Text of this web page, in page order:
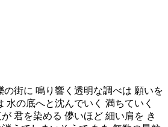
の街に 鳴り響く透明な調べは 願いを
水の底へと沈んでいく 満ちていく
君を染める 儚いほど 細い肩を き